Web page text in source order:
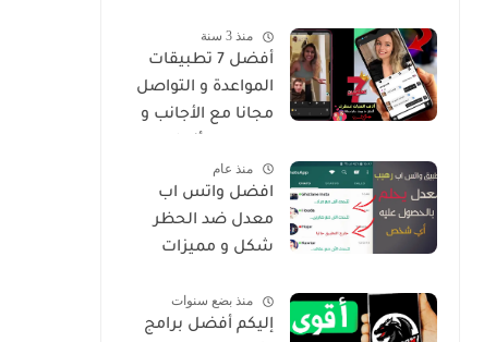
منذ 3 سنة
أفضل 7 تطبيقات
المواعدة و التواصل
مجانا مع الأجانب و
العالم
منذ عام
افضل واتس اب
معدل ضد الحظر
شكل و مميزات
Goldمنذ بضع سنوات
إليكم أفضل برامج